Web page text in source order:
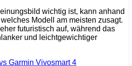
wichtig ist, kann anhand
Modell am meisten zusagt.
futuristisch auf, während das
und leichtgewichtiger